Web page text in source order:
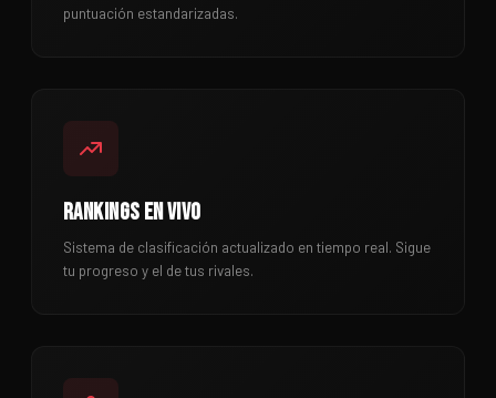
puntuación estandarizadas.
RANKINGS EN VIVO
Sistema de clasificación actualizado en tiempo real. Sigue
tu progreso y el de tus rivales.